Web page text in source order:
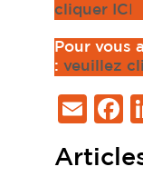
cliquer IC
Pour vous
: veuillez